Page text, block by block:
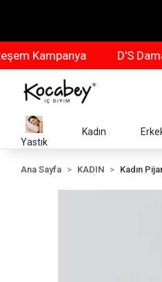
D'S Damat
Yastık
Kadın
Ana Sayfa KADIN Kadın